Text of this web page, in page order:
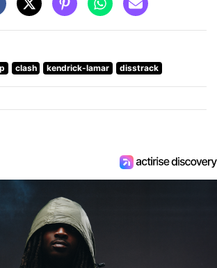
clash kendrick-lamar disstrack